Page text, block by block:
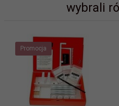
wybrali
Promocja